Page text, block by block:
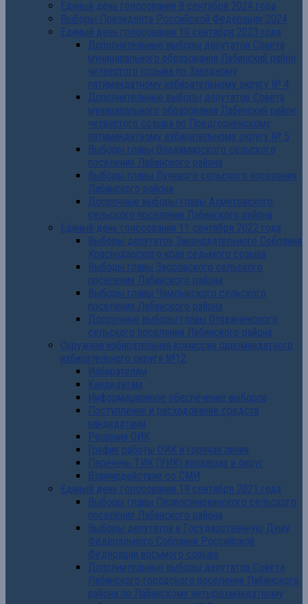
Единый день голосования 8 сентября 2024 года
Выборы Президента Российской Федерации 2024
Единый день голосования 10 сентября 2023 года
Дополнительные выборы депутатов Совета
муниципального образования Лабинский район
четвертого созыва по Западному
пятимандатному избирательному округу № 4
Дополнительные выборы депутатов Совета
муниципального образования Лабинский район
четвертого созыва по Предгорненскому
пятимандатному избирательному округу № 5
Выборы главы Владимирского сельского
поселения Лабинского района
Выборы главы Лучевого сельского поселения
Лабинского района
Досрочные выборы главы Ахметовского
сельского поселения Лабинского района
Единый день голосования 11 сентября 2022 года
Выборы депутатов Законодательного Собрания
Краснодарского края седьмого созыва
Выборы главы Зассовского сельского
поселения Лабинского района
Выборы главы Чамлыкского сельского
поселения Лабинского района
Досрочные выборы главы Отважненского
сельского поселения Лабинского района
Окружная избирательная комиссия одномандатного
избирательного округа №12
Избирателям
Кандидатам
Информационное обеспечение выборов
Поступление и расходование средств
кандидатами
Решения ОИК
График работы ОИК и горячая линия
Перечень ТИК (УИК) входящих в округ
Взаимодействие со СМИ
Единый день голосования 19 сентября 2021 года
Выборы главы Первосинюхинского сельского
поселения Лабинского района
Выборы депутатов в Государственную Думу
Федерального Собрания Российской
Федерации восьмого созыва
Дополнительные выборы депутатов Совета
Лабинского городского поселения Лабинского
района по Лабинскому четырехмандатному